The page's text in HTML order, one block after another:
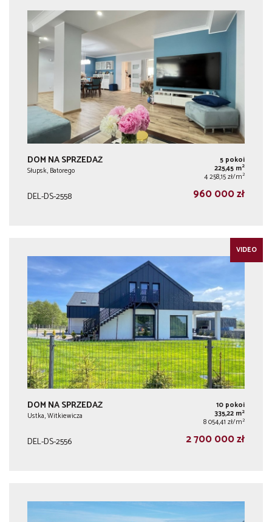
DOM NA SPRZEDAŻ
Słupsk, Batorego
5 pokoi
225,45 m2
4 258,15 zł/m2
DEL-DS-2558 960 000 zł
VIDEO
DOM NA SPRZEDAŻ
Ustka, Witkiewicza
10 pokoi
335,22 m2
8 054,41 zł/m2
DEL-DS-2556 2 700 000 zł